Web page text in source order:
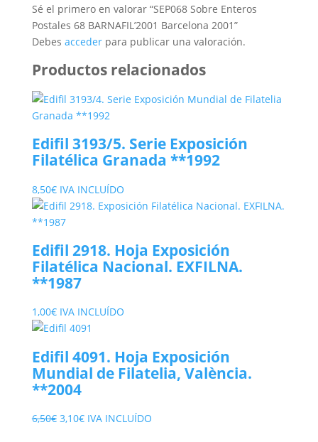
Sé el primero en valorar “SEP068 Sobre Enteros
Postales 68 BARNAFIL’2001 Barcelona 2001”
Debes accederpara publicar una valoración.
Productos relacionados
Edifil 3193/5. Serie Exposición
Filatélica Granada **1992
8,50€ IVA INCLUÍDO
Edifil 2918. Hoja Exposición
Filatélica Nacional. EXFILNA.
**1987
1,00€ IVA INCLUÍDO
Edifil 4091. Hoja Exposición
Mundial de Filatelia, València.
**2004
6,50€ El
3,10€ElIVA INCLUÍDO